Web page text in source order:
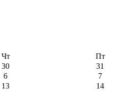
Чт Пт
30 31
6 7
13 14